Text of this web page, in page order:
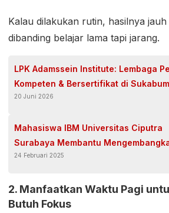
Kalau dilakukan rutin, hasilnya
dibanding belajar lama tapi jarang.
LPK Adamssein Institute: Lembaga
Kompeten & Bersertifikat di
20 Juni 2026
Mahasiswa IBM Universitas Ciputra
Surabaya Membantu
Generasi Muda SMA di Jawa Timur
Ignite Futures”
24 Februari 2025
2. Manfaatkan Waktu Pagi
Butuh Fokus